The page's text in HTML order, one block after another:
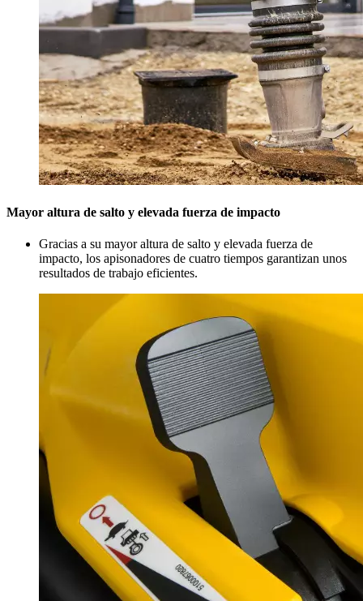
Mayor altura de salto y elevada fuerza de impacto
Gracias a su mayor altura de salto y elevada fuerza de
impacto, los apisonadores de cuatro tiempos garantizan unos
resultados de trabajo eficientes.